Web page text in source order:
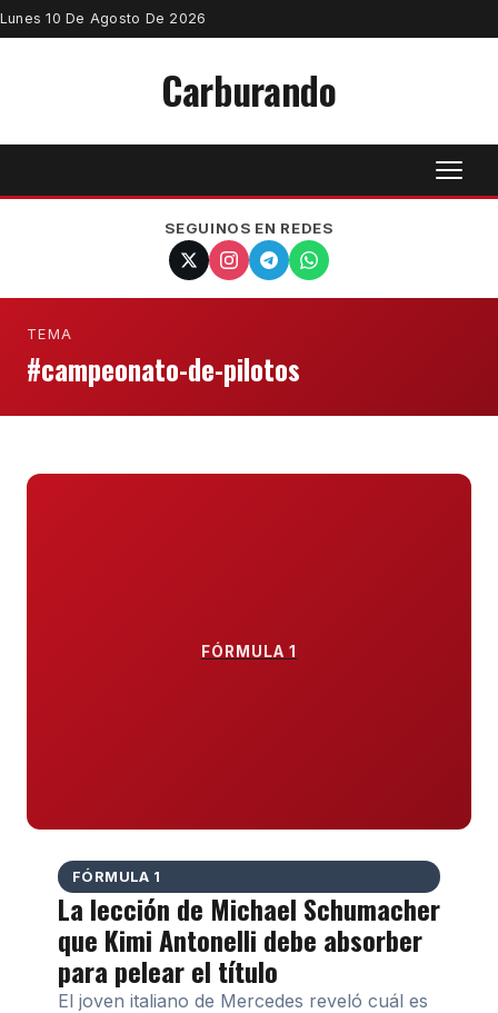
Lunes 10 De Agosto De 2026
Carburando
SEGUINOS EN REDES
TEMA
#campeonato-de-pilotos
FÓRMULA 1
FÓRMULA 1
La lección de Michael Schumacher
que Kimi Antonelli debe absorber
para pelear el título
El joven italiano de Mercedes reveló cuál es